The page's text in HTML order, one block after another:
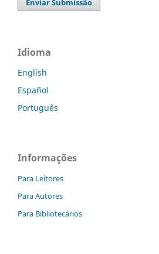
Enviar Submissão
Idioma
English
Español
Português
Informações
Para Leitores
Para Autores
Para Bibliotecários